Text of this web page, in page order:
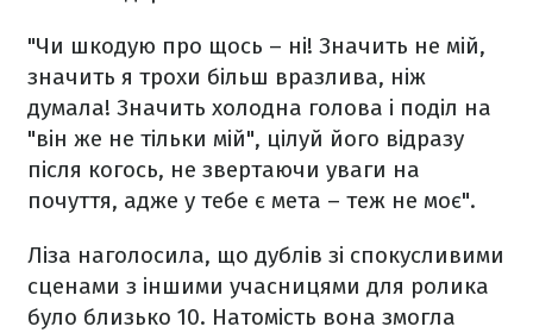
"Чи шкодую про щось – ні! Значить не мій,
значить я трохи більш вразлива, ніж
думала! Значить холодна голова і поділ на
"він же не тільки мій", цілуй його відразу
після когось, не звертаючи уваги на
почуття, адже у тебе є мета – теж не моє".
Ліза наголосила, що дублів зі спокусливими
сценами з іншими учасницями для ролика
було близько 10. Натомість вона змогла